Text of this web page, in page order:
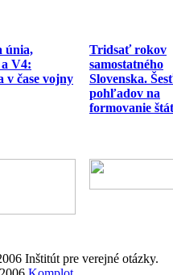
únia,
V4:
v čase vojny
Tridsať rokov
samostatného
Slovenska.
pohľadov na
formovanie
Inštitút pre verejné otázky.